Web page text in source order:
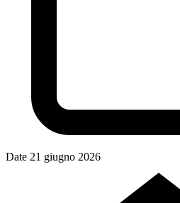
Date 21 giugno 2026